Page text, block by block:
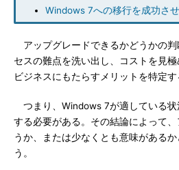
Windows 7への移行を成功さ
アップグレードできるかどうかの判
セスの難点を洗い出し、コストを見
ビジネスにもたらすメリットを特定す
つまり、Windows 7が適している
する必要がある。その結論によって
うか、または少なくとも意味がある
う。